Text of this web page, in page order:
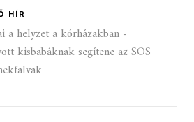
HÍR
a helyzet a kórházakban -
kisbabáknak segítene az SOS